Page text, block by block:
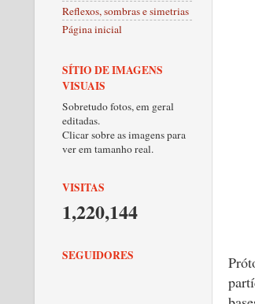
Reflexos, sombras e simetrias
Página inicial
SÍTIO DE IMAGENS
VISUAIS
Sobretudo fotos, em geral
editadas.
Clicar sobre as imagens para
ver em tamanho real.
VISITAS
1,220,144
SEGUIDORES